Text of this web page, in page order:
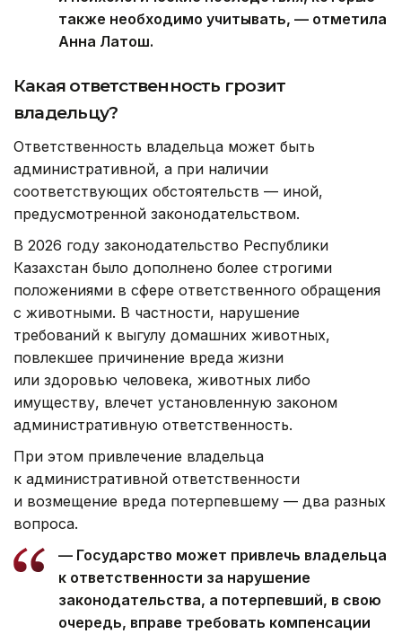
также необходимо учитывать, — отметила
Анна Латош.
Какая ответственность грозит
владельцу?
Ответственность владельца может быть
административной, а при наличии
соответствующих обстоятельств — иной,
предусмотренной законодательством.
В 2026 году законодательство Республики
Казахстан было дополнено более строгими
положениями в сфере ответственного обращения
с животными. В частности, нарушение
требований к выгулу домашних животных,
повлекшее причинение вреда жизни
или здоровью человека, животных либо
имуществу, влечет установленную законом
административную ответственность.
При этом привлечение владельца
к административной ответственности
и возмещение вреда потерпевшему — два разных
вопроса.
— Государство может привлечь владельца
к ответственности за нарушение
законодательства, а потерпевший, в свою
очередь, вправе требовать компенсации